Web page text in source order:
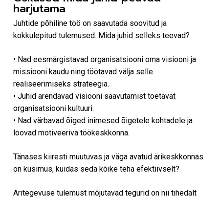
harjutama
Juhtide põhiline töö on saavutada soovitud ja
kokkulepitud tulemused. Mida juhid selleks teevad?
• Nad eesmärgistavad organisatsiooni oma visiooni ja
missiooni kaudu ning töötavad välja selle
realiseerimiseks strateegia.
• Juhid arendavad visiooni saavutamist toetavat
organisatsiooni kultuuri.
• Nad värbavad õiged inimesed õigetele kohtadele ja
loovad motiveeriva töökeskkonna.
Tänases kiiresti muutuvas ja väga avatud ärikeskkonnas
on küsimus, kuidas seda kõike teha efektiivselt?
Äritegevuse tulemust mõjutavad tegurid on nii tihedalt